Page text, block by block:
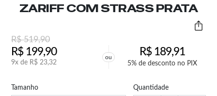
ZARIFF COM STRASS PRATA
R$519,90
R$199,90
9x de R$ 23,32
ou R$189,91
5% de desconto no PIX
Tamanho Quantidade